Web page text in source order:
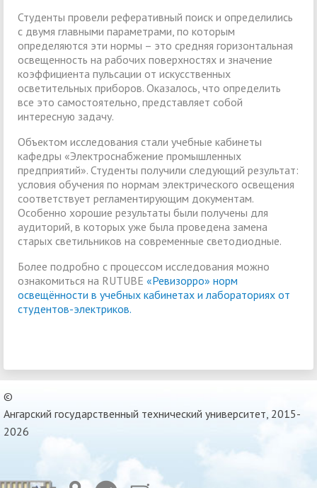
Студенты провели реферативный поиск и определились
с двумя главными параметрами, по которым
определяются эти нормы – это средняя горизонтальная
освещенность на рабочих поверхностях и значение
коэффициента пульсации от искусственных
осветительных приборов. Оказалось, что определить
все это самостоятельно, представляет собой
интересную задачу.
Объектом исследования стали учебные кабинеты
кафедры «Электроснабжение промышленных
предприятий». Студенты получили следующий результат:
условия обучения по нормам электрического освещения
соответствует регламентирующим документам.
Особенно хорошие результаты были получены для
аудиторий, в которых уже была проведена замена
старых светильников на современные светодиодные.
Более подробно с процессом исследования можно
ознакомиться на RUTUBE «Ревизорро» норм
освещённости в учебных кабинетах и лабораториях от
студентов-электриков.
©
Ангарский государственный технический университет, 2015-
2026